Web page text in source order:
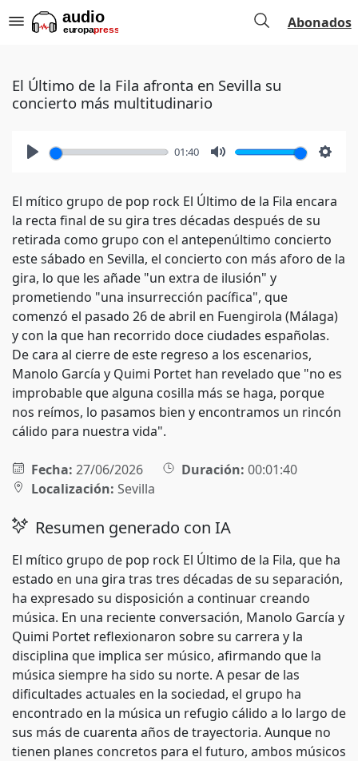
Abonados
El Último de la Fila afronta en Sevilla su
concierto más multitudinario
01:40
El mítico grupo de pop rock El Último de la Fila encara
la recta final de su gira tres décadas después de su
retirada como grupo con el antepenúltimo concierto
este sábado en Sevilla, el concierto con más aforo de la
gira, lo que les añade "un extra de ilusión" y
prometiendo "una insurrección pacífica", que
comenzó el pasado 26 de abril en Fuengirola (Málaga)
y con la que han recorrido doce ciudades españolas.
De cara al cierre de este regreso a los escenarios,
Manolo García y Quimi Portet han revelado que "no es
improbable que alguna cosilla más se haga, porque
nos reímos, lo pasamos bien y encontramos un rincón
cálido para nuestra vida".
Fecha: 27/06/2026 Duración: 00:01:40
Localización: Sevilla
Resumen generado con IA
El mítico grupo de pop rock El Último de la Fila, que ha
estado en una gira tras tres décadas de su separación,
ha expresado su disposición a continuar creando
música. En una reciente conversación, Manolo García y
Quimi Portet reflexionaron sobre su carrera y la
disciplina que implica ser músico, afirmando que la
música siempre ha sido su norte. A pesar de las
dificultades actuales en la sociedad, el grupo ha
encontrado en la música un refugio cálido a lo largo de
sus más de cuarenta años de trayectoria. Aunque no
tienen planes concretos para el futuro, ambos músicos